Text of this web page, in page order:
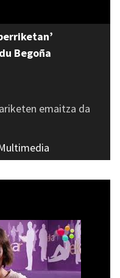
Begoña
emaitza da